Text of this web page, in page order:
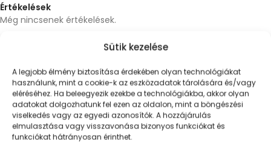
Sütik kezelése
A legjobb élmény biztosítása érdekében olyan technológiákat
használunk, mint a cookie-k az eszközadatok tárolására és/vagy
eléréséhez. Ha beleegyezik ezekbe a technológiákba, akkor olyan
adatokat dolgozhatunk fel ezen az oldalon, mint a böngészési
viselkedés vagy az egyedi azonosítók. A hozzájárulás
elmulasztása vagy visszavonása bizonyos funkciókat és
funkciókat hátrányosan érinthet.
Értékelések
Még nincsenek értékelések.
„Scholl Bahia 1 Strap” értékelése elsőként
karakterrel jelöltük
A te értékelésed*
Értékelésed *